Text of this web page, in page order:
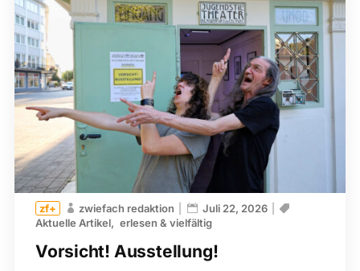
Vorsicht! Ausstellung!
zwiefach redaktion
Juli 22, 2026
Aktuelle Artikel
erlesen & vielfältig